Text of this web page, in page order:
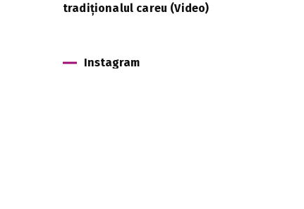
tradiționalul careu (Video)
Instagram